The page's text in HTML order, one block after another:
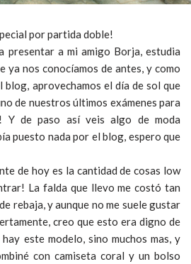
por partida doble!
presentar a mi amigo Borja, estudia
ya nos conocíamos de antes, y como
blog, aprovechamos el día de sol que
de nuestros últimos exámenes para
Y de paso así veis algo de moda
puesto nada por el blog, espero que
de hoy es la cantidad de cosas low
La falda que llevo me costó tan
rebaja, y aunque no me suele gustar
creo que esto era digno de
este modelo, sino muchos mas, y
con camiseta coral y un bolso